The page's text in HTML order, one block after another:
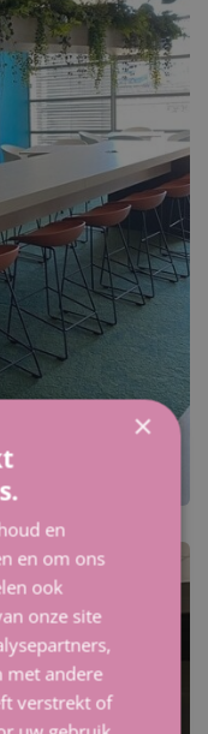
×
en
en om ons
ook
onze site
met andere
verstrekt of